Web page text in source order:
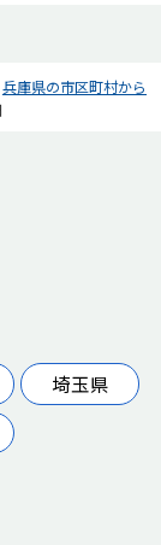
兵庫県の市区町村から
埼玉県